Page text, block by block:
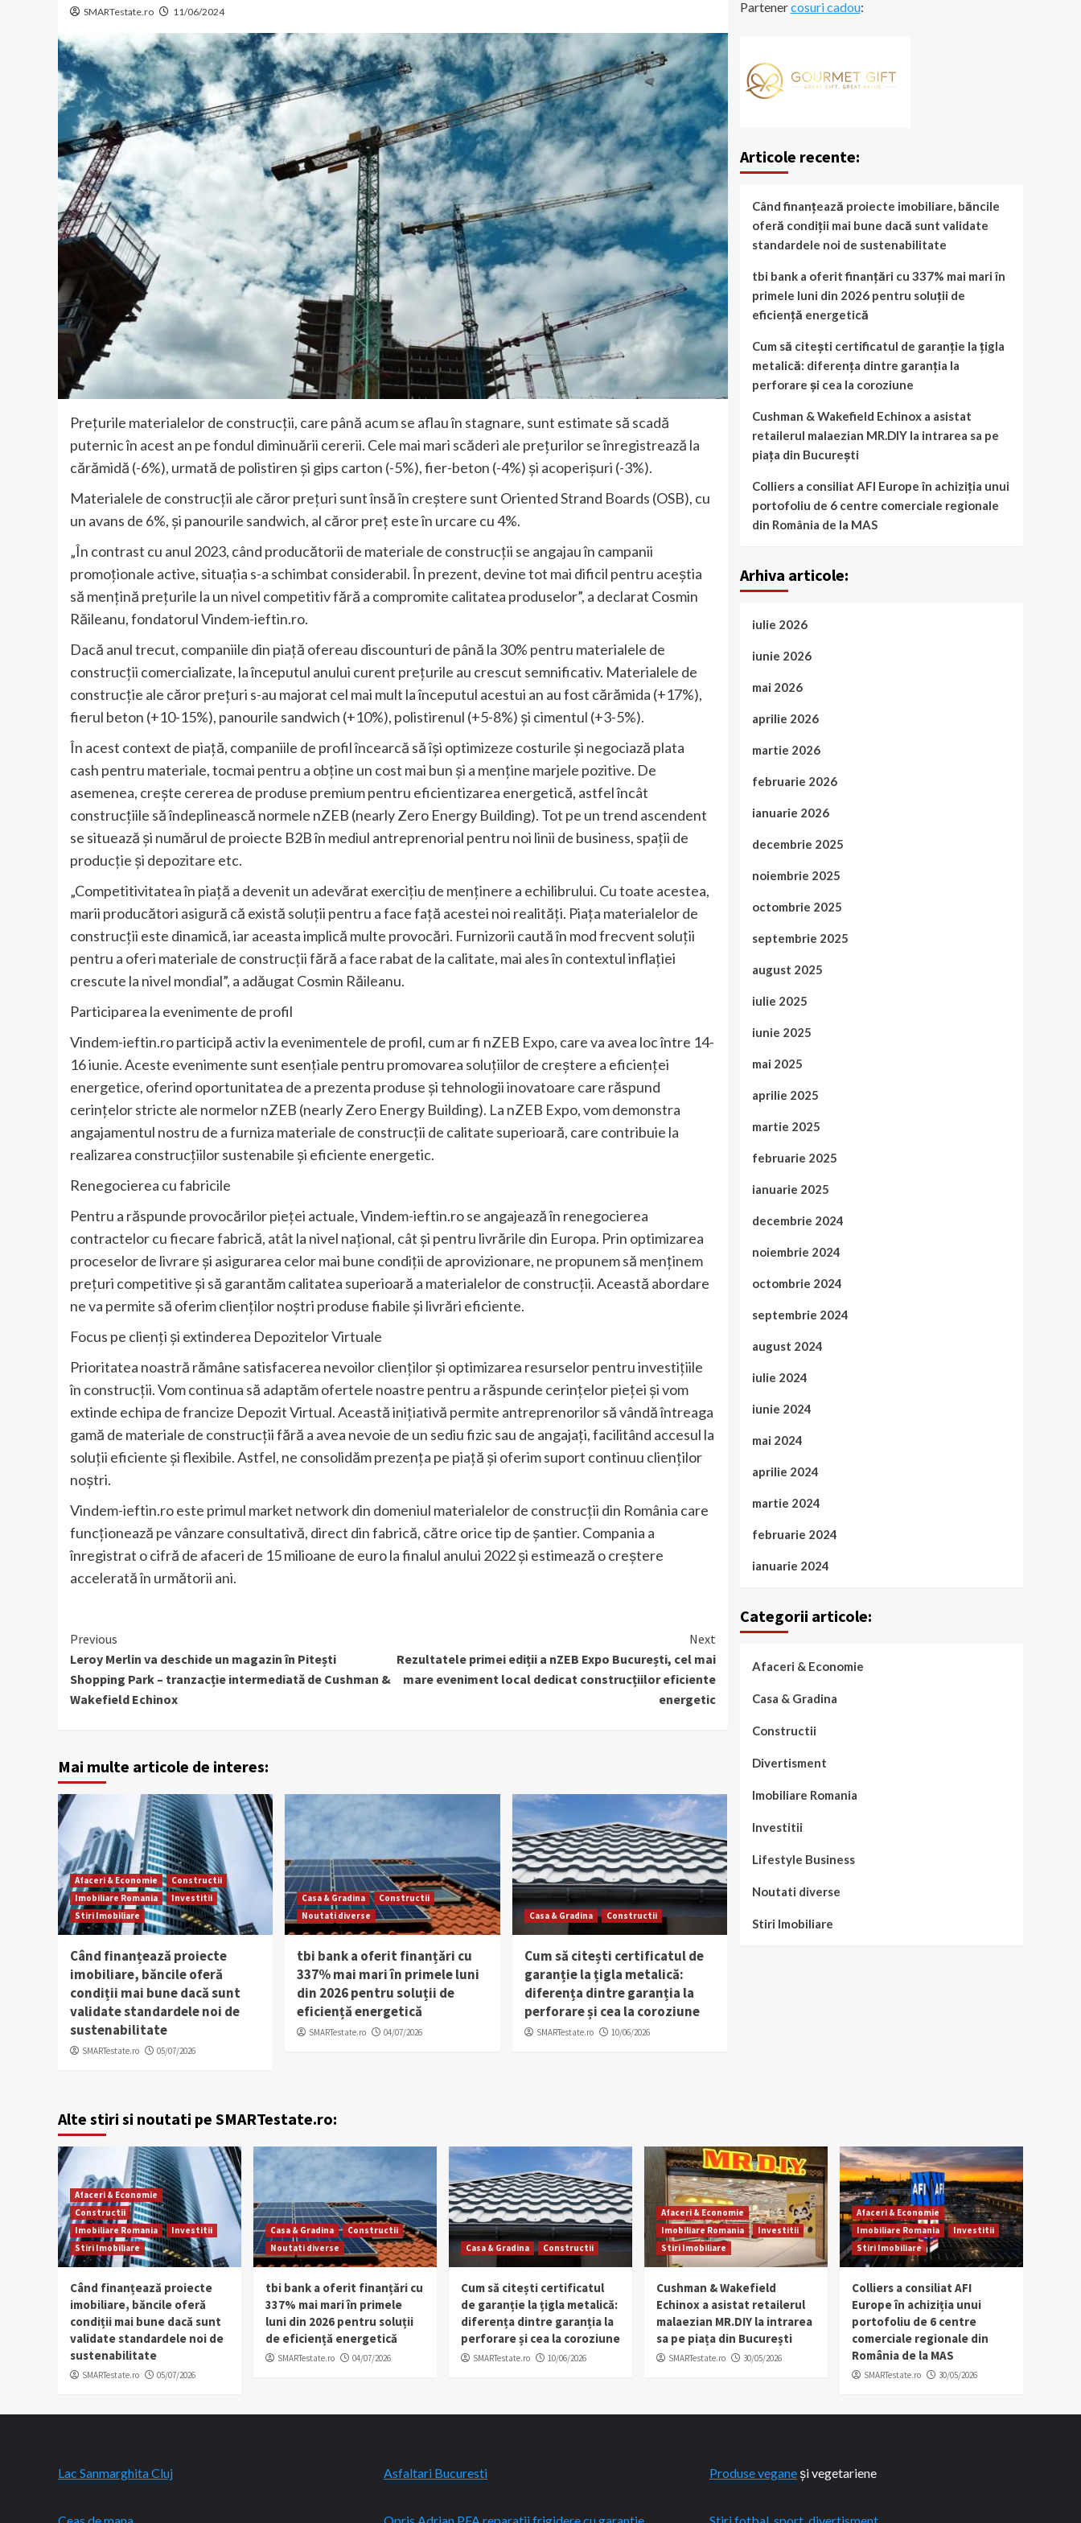
SMARTestate.ro 11/06/2024
Prețurile materialelor de construcții, care până acum se aflau în stagnare, sunt estimate să scadă
puternic în acest an pe fondul diminuării cererii. Cele mai mari scăderi ale prețurilor se înregistrează la
cărămidă (-6%), urmată de polistiren și gips carton (-5%), fier-beton (-4%) și acoperișuri (-3%).
Materialele de construcții ale căror prețuri sunt însă în creștere sunt Oriented Strand Boards (OSB), cu
un avans de 6%, și panourile sandwich, al căror preț este în urcare cu 4%.
„În contrast cu anul 2023, când producătorii de materiale de construcții se angajau în campanii
promoționale active, situația s-a schimbat considerabil. În prezent, devine tot mai dificil pentru aceștia
să mențină prețurile la un nivel competitiv fără a compromite calitatea produselor”, a declarat Cosmin
Răileanu, fondatorul Vindem-ieftin.ro.
Dacă anul trecut, companiile din piață ofereau discounturi de până la 30% pentru materialele de
construcții comercializate, la începutul anului curent prețurile au crescut semnificativ. Materialele de
construcție ale căror prețuri s-au majorat cel mai mult la începutul acestui an au fost cărămida (+17%),
fierul beton (+10-15%), panourile sandwich (+10%), polistirenul (+5-8%) și cimentul (+3-5%).
În acest context de piață, companiile de profil încearcă să își optimizeze costurile și negociază plata
cash pentru materiale, tocmai pentru a obține un cost mai bun și a menține marjele pozitive. De
asemenea, crește cererea de produse premium pentru eficientizarea energetică, astfel încât
construcțiile să îndeplinească normele nZEB (nearly Zero Energy Building). Tot pe un trend ascendent
se situează și numărul de proiecte B2B în mediul antreprenorial pentru noi linii de business, spații de
producție și depozitare etc.
„Competitivitatea în piață a devenit un adevărat exercițiu de menținere a echilibrului. Cu toate acestea,
marii producători asigură că există soluții pentru a face față acestei noi realități. Piața materialelor de
construcții este dinamică, iar aceasta implică multe provocări. Furnizorii caută în mod frecvent soluții
pentru a oferi materiale de construcții fără a face rabat de la calitate, mai ales în contextul inflației
crescute la nivel mondial”, a adăugat Cosmin Răileanu.
Participarea la evenimente de profil
Vindem-ieftin.ro participă activ la evenimentele de profil, cum ar fi nZEB Expo, care va avea loc între 14-
16 iunie. Aceste evenimente sunt esențiale pentru promovarea soluțiilor de creștere a eficienței
energetice, oferind oportunitatea de a prezenta produse și tehnologii inovatoare care răspund
cerințelor stricte ale normelor nZEB (nearly Zero Energy Building). La nZEB Expo, vom demonstra
angajamentul nostru de a furniza materiale de construcții de calitate superioară, care contribuie la
realizarea construcțiilor sustenabile și eficiente energetic.
Renegocierea cu fabricile
Pentru a răspunde provocărilor pieței actuale, Vindem-ieftin.ro se angajează în renegocierea
contractelor cu fiecare fabrică, atât la nivel național, cât și pentru livrările din Europa. Prin optimizarea
proceselor de livrare și asigurarea celor mai bune condiții de aprovizionare, ne propunem să menținem
prețuri competitive și să garantăm calitatea superioară a materialelor de construcții. Această abordare
ne va permite să oferim clienților noștri produse fiabile și livrări eficiente.
Focus pe clienți și extinderea Depozitelor Virtuale
Prioritatea noastră rămâne satisfacerea nevoilor clienților și optimizarea resurselor pentru investițiile
în construcții. Vom continua să adaptăm ofertele noastre pentru a răspunde cerințelor pieței și vom
extinde echipa de francize Depozit Virtual. Această inițiativă permite antreprenorilor să vândă întreaga
gamă de materiale de construcții fără a avea nevoie de un sediu fizic sau de angajați, facilitând accesul la
soluții eficiente și flexibile. Astfel, ne consolidăm prezența pe piață și oferim suport continuu clienților
noștri.
Vindem-ieftin.ro este primul market network din domeniul materialelor de construcții din România care
funcționează pe vânzare consultativă, direct din fabrică, către orice tip de șantier. Compania a
înregistrat o cifră de afaceri de 15 milioane de euro la finalul anului 2022 și estimează o creștere
accelerată în următorii ani.
Continue
Reading
Previous
Leroy Merlin va deschide un magazin în Pitești
Shopping Park – tranzacție intermediată de Cushman &
Wakefield Echinox
Next
Rezultatele primei ediții a nZEB Expo București, cel mai
mare eveniment local dedicat construcțiilor eficiente
energetic
Mai multe articole de interes:
Afaceri & Economie
Constructii
Imobiliare Romania
Investitii
Stiri Imobiliare
Când finanțează proiecte
imobiliare, băncile oferă
condiții mai bune dacă sunt
validate standardele noi de
sustenabilitate
SMARTestate.ro 05/07/2026
Casa & Gradina
Constructii
Noutati diverse
tbi bank a oferit finanțări cu
337% mai mari în primele luni
din 2026 pentru soluții de
eficiență energetică
SMARTestate.ro 04/07/2026
Casa & Gradina Constructii
Cum să citești certificatul de
garanție la țigla metalică:
diferența dintre garanția la
perforare și cea la coroziune
SMARTestate.ro 10/06/2026
Partenercosuri cadou:
Articole recente:
Când finanțează proiecte imobiliare, băncile
oferă condiții mai bune dacă sunt validate
standardele noi de sustenabilitate
tbi bank a oferit finanțări cu 337% mai mari în
primele luni din 2026 pentru soluții de
eficiență energetică
Cum să citești certificatul de garanție la țigla
metalică: diferența dintre garanția la
perforare și cea la coroziune
Cushman & Wakefield Echinox a asistat
retailerul malaezian MR.DIY la intrarea sa pe
piața din București
Colliers a consiliat AFI Europe în achiziția unui
portofoliu de 6 centre comerciale regionale
din România de la MAS
Arhiva articole:
iulie 2026
iunie 2026
mai 2026
aprilie 2026
martie 2026
februarie 2026
ianuarie 2026
decembrie 2025
noiembrie 2025
octombrie 2025
septembrie 2025
august 2025
iulie 2025
iunie 2025
mai 2025
aprilie 2025
martie 2025
februarie 2025
ianuarie 2025
decembrie 2024
noiembrie 2024
octombrie 2024
septembrie 2024
august 2024
iulie 2024
iunie 2024
mai 2024
aprilie 2024
martie 2024
februarie 2024
ianuarie 2024
Categorii articole:
Afaceri & Economie
Casa & Gradina
Constructii
Divertisment
Imobiliare Romania
Investitii
Lifestyle Business
Noutati diverse
Stiri Imobiliare
Alte stiri si noutati pe SMARTestate.ro:
Afaceri & Economie
Constructii
Imobiliare Romania
Investitii
Stiri Imobiliare
Când finanțează proiecte
imobiliare, băncile oferă
condiții mai bune dacă sunt
validate standardele noi de
sustenabilitate
SMARTestate.ro 05/07/2026
Casa & Gradina
Constructii
Noutati diverse
tbi bank a oferit finanțări cu
337% mai mari în primele
luni din 2026 pentru soluții
de eficiență energetică
SMARTestate.ro 04/07/2026
Casa & Gradina Constructii
Cum să citești certificatul
de garanție la țigla metalică:
diferența dintre garanția la
perforare și cea la coroziune
SMARTestate.ro 10/06/2026
Afaceri & Economie
Imobiliare Romania
Investitii
Stiri Imobiliare
Cushman & Wakefield
Echinox a asistat retailerul
malaezian MR.DIY la intrarea
sa pe piața din București
SMARTestate.ro 30/05/2026
Afaceri & Economie
Imobiliare Romania
Investitii
Stiri Imobiliare
Colliers a consiliat AFI
Europe în achiziția unui
portofoliu de 6 centre
comerciale regionale din
România de la MAS
SMARTestate.ro 30/05/2026
Lac Sanmarghita Cluj Asfaltari Bucuresti Produse vegane și vegetariene